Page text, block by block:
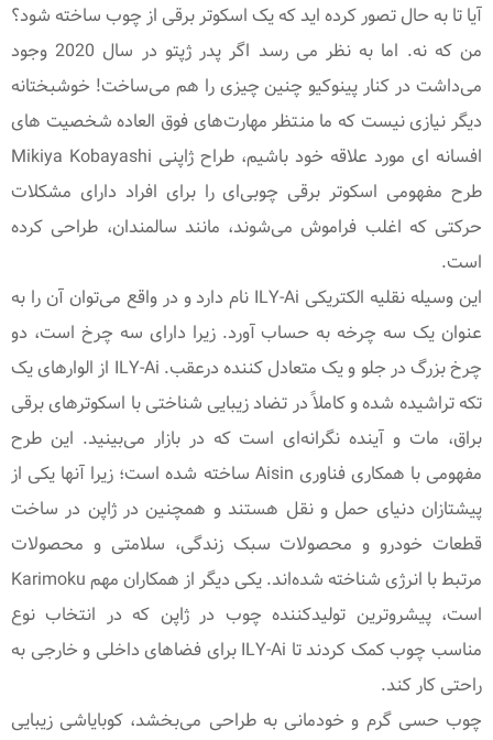
آیا تا به حال تصور کرده اید که یک اسکوتر برقی از چوب ساخته شود؟
من که نه. اما به نظر می رسد اگر پدر ژپتو در سال 2020 وجود
می‌داشت در کنار پینوکیو چنین چیزی را هم می‌ساخت! خوشبختانه
دیگر نیازی نیست که ما منتظر مهارت‌های فوق العاده شخصیت های
افسانه ای مورد علاقه خود باشیم، طراح ژاپنی Mikiya Kobayashi
طرح مفهومی اسکوتر برقی چوبی‌ای را برای افراد دارای مشکلات
حرکتی که اغلب فراموش می‌شوند، مانند سالمندان، طراحی کرده
است.
این وسیله نقلیه الکتریکی ILY-Ai نام دارد و در واقع می‌توان آن را به
عنوان یک سه چرخه به حساب آورد. زیرا دارای سه چرخ است، دو
چرخ بزرگ در جلو و یک متعادل کننده درعقب. ILY-Ai از الوارهای یک
تکه تراشیده شده و کاملاً در تضاد زیبایی شناختی با اسکوترهای برقی
براق، مات و آینده نگرانه‌ای است که در بازار می‌بینید. این طرح
مفهومی با همکاری فناوری Aisin ساخته شده است؛ زیرا آنها یکی از
پیشتازان دنیای حمل و نقل هستند و همچنین در ژاپن در ساخت
قطعات خودرو و محصولات سبک زندگی، سلامتی و محصولات
مرتبط با انرژی شناخته شده‌اند. یکی دیگر از همکاران مهم Karimoku
است، پیشروترین تولیدکننده چوب در ژاپن که در انتخاب نوع
مناسب چوب کمک کردند تا ILY-Ai برای فضاهای داخلی و خارجی به
راحتی کار کند.
چوب حسی گرم و خودمانی به طراحی می‌بخشد، کوبایاشی زیبایی